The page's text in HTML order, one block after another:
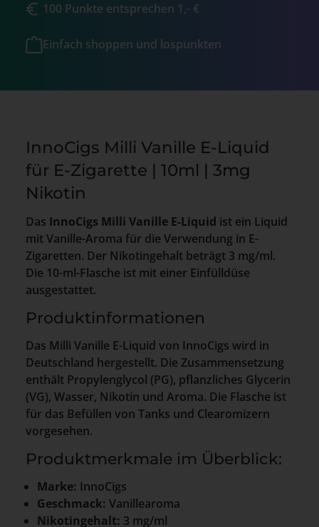
100 Punkte entsprechen 1,- €
Einfach shoppen und lospunkten
InnoCigs Milli Vanille E-Liquid
für E-Zigarette | 10ml | 3mg
Nikotin
Das InnoCigs Milli Vanille E-Liquid ist ein Liquid
mit Vanille-Aroma für die Verwendung in E-
Zigaretten. Der Nikotingehalt beträgt 3 mg/ml.
Die 10-ml-Flasche ist mit einer Einfülldüse
ausgestattet.
Produktinformationen
Das Milli Vanille E-Liquid von InnoCigs wird in
Deutschland hergestellt. Die Zusammensetzung
enthält Propylenglycol (PG), pflanzliches Glycerin
(VG), Wasser, Nikotin und Aroma. Die Flasche ist
für das Befüllen von Tanks und Clearomizern
vorgesehen.
Produktmerkmale im Überblick:
Marke: InnoCigs
Geschmack: Vanillearoma
Nikotingehalt: 3 mg/ml